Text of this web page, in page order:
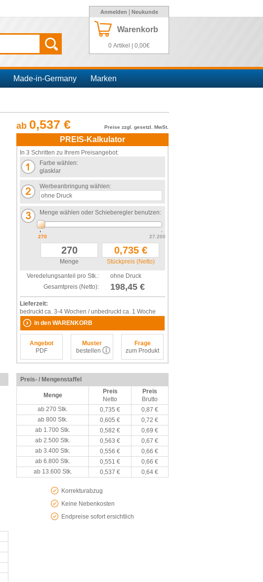
Anmelden Neukunde
Warenkorb
0 Artikel | 0,00€
Made-in-Germany Marken
Preise zzgl. gesetzl. MwSt.
ab 0,537 €
PREIS-Kalkulator
In 3 Schritten zu Ihrem Preisangebot:
Farbe wählen:
glasklar
Werbeanbringung wählen:
Menge wählen oder Schieberegler benutzen:
270 27.200
Menge Stückpreis (Netto)
Veredelungsanteil pro Stk.:
ohne Druck
Gesamtpreis (Netto):
198,45 €
Lieferzeit:
bedruckt ca. 3-4 Wochen / unbedruckt ca. 1 Woche
in den WARENKORB
Angebot
PDF
Muster
bestellen
Frage
zum Produkt
Preis- / Mengenstaffel
Menge
Preis
Netto
Preis
Brutto
ab 270 Stk.
0,735 €
0,87 €
ab 800 Stk.
0,605 €
0,72 €
ab 1.700 Stk.
0,582 €
0,69 €
ab 2.500 Stk.
0,563 €
0,67 €
ab 3.400 Stk.
0,556 €
0,66 €
ab 6.800 Stk.
0,551 €
0,66 €
ab 13.600 Stk.
0,537 € 0,64 €
Korrekturabzug
Keine Nebenkosten
Endpreise sofort ersichtlich